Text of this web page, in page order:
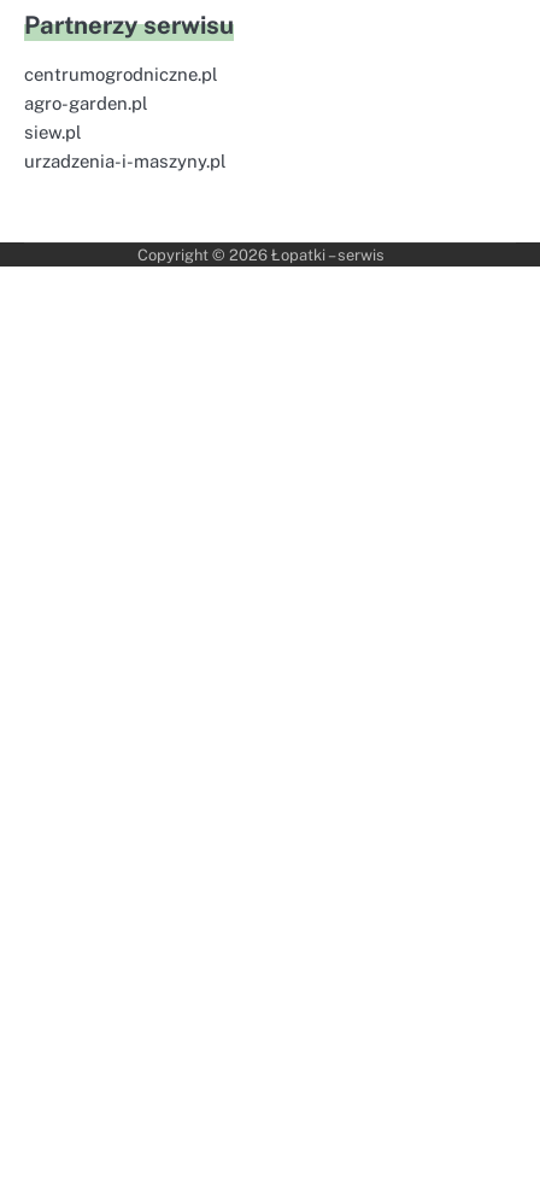
Partnerzy serwisu
centrumogrodniczne.pl
agro-garden.pl
siew.pl
urzadzenia-i-maszyny.pl
Copyright © 2026 Łopatki – serwis